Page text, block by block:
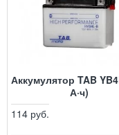
Аккумулятор TAB
А·ч)
114 руб.